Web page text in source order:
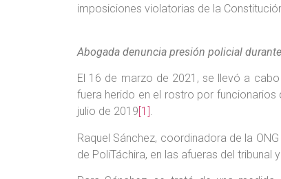
imposiciones violatorias de la
Abogada denuncia presión policial
El 16 de marzo de 2021, se llevó a
fuera herido en el rostro por
julio de 2019 [1] .
Raquel Sánchez, coordinadora de la
de PoliTáchira, en las afueras del